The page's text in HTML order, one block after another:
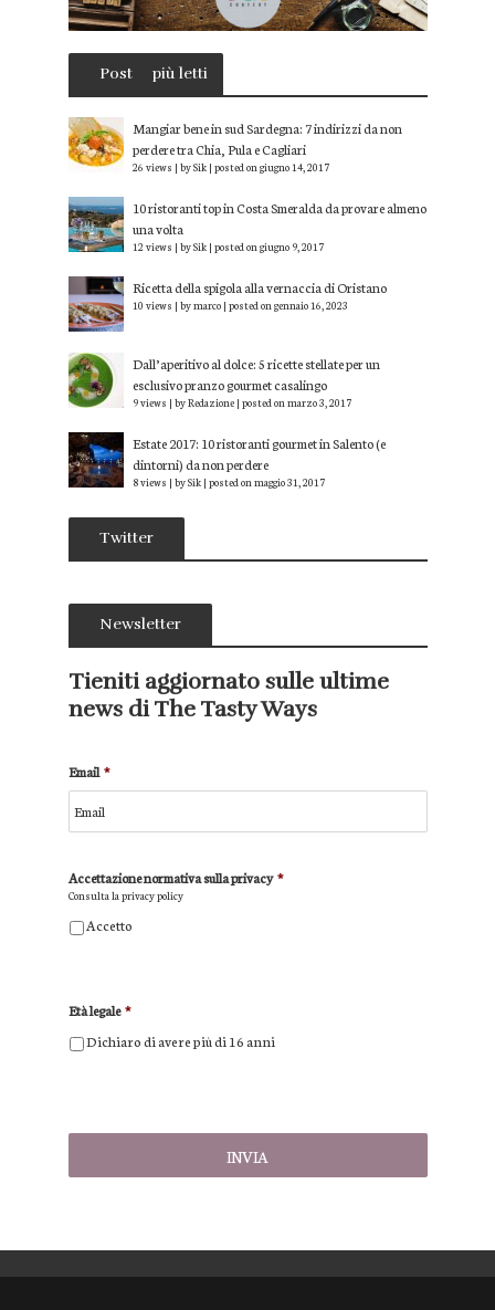
Post più letti
Mangiar bene in sud Sardegna: 7 indirizzi da non
perdere tra Chia, Pula e Cagliari
26 views |bySik |posted on giugno 14, 2017
10 ristoranti top in Costa Smeralda da provare almeno
una volta
12 views |bySik |posted on giugno 9, 2017
Ricetta della spigola alla vernaccia di Oristano
10 views |bymarco |posted on gennaio 16, 2023
Dall’aperitivo al dolce: 5 ricette stellate per un
esclusivo pranzo gourmet casalingo
9 views |byRedazione |posted on marzo 3, 2017
Estate 2017: 10 ristoranti gourmet in Salento (e
dintorni) da non perdere
8 views |bySik |posted on maggio 31, 2017
Twitter
Newsletter
Tieniti aggiornato sulle ultime
news di The Tasty Ways
Email *
Accettazione normativa sulla privacy *
Consulta laprivacy policy
Accetto
Età legale *
Dichiaro di avere più di 16 anni